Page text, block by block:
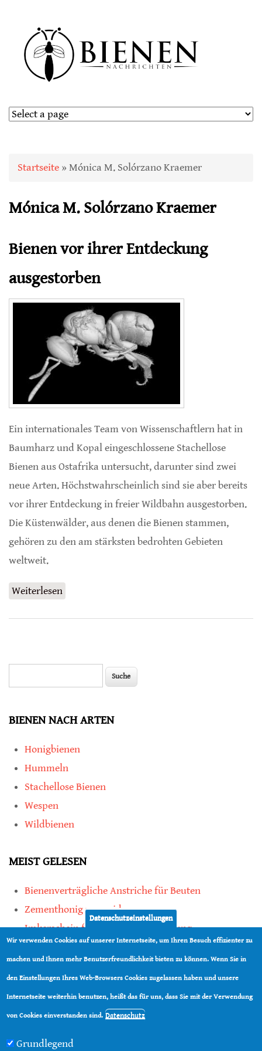
Sie sind hier
Startseite » Mónica M. Solórzano Kraemer
Mónica M. Solórzano Kraemer
Bienen vor ihrer Entdeckung
ausgestorben
Ein internationales Team von Wissenschaftlern hat in
Baumharz und Kopal eingeschlossene Stachellose
Bienen aus Ostafrika untersucht, darunter sind zwei
neue Arten. Höchstwahrscheinlich sind sie aber bereits
vor ihrer Entdeckung in freier Wildbahn ausgestorben.
Die Küstenwälder, aus denen die Bienen stammen,
gehören zu den am stärksten bedrohten Gebieten
weltweit.
Weiterlesen
BIENEN NACH ARTEN
Honigbienen
Hummeln
Stachellose Bienen
Wespen
Wildbienen
MEIST GELESEN
Bienenverträgliche Anstriche für Beuten
Zementhonig vermeiden
Imkerschein für Honigbienen-Haltung
Kauf von Mittelwänden ist Vertrauenssache
teilen
Datenschutzeinstellungen
Wir verwenden Cookies auf unserer Internetseite, um Ihren Besuch effizienter zu
machen und Ihnen mehr Benutzerfreundlichkeit bieten zu können. Wenn Sie in
den Einstellungen Ihres Web-Browsers Cookies zugelassen haben und unsere
Internetseite weiterhin benutzen, heißt das für uns, dass Sie mit der Verwendung
von Cookies einverstanden sind. Datenschutz
Grundlegend